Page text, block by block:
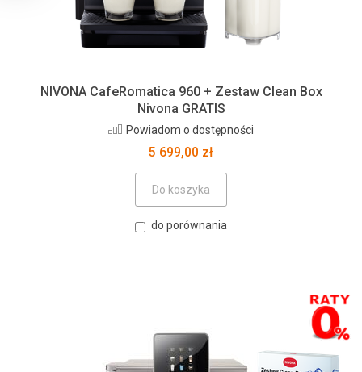
NIVONA CafeRomatica 960 + Zestaw Clean Box
Nivona GRATIS
Powiadom o dostępności
5 699,00 zł
Do koszyka
do porównania